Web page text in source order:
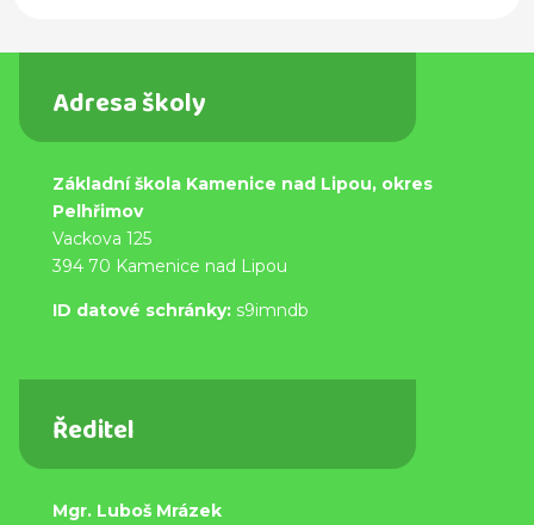
Adresa školy
Základní škola Kamenice nad Lipou, okres
Pelhřimov
Vackova 125
394 70 Kamenice nad Lipou
ID datové schránky: s9imndb
Ředitel
Mgr. Luboš Mrázek